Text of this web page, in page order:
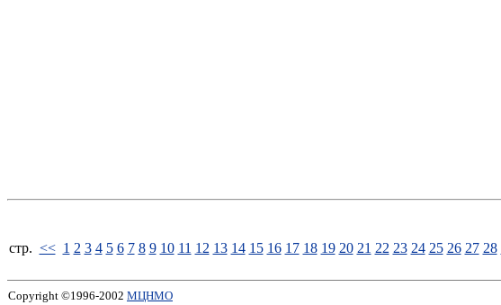
стp. << 1 2 3 4 5 6 7 8 9 10 11 12 13 14 15 16 17 18 19 20 21 22 23 24 25 26 27 28
Copyright ©1996-2002 МЦНМО